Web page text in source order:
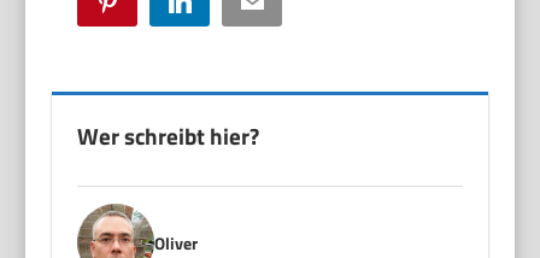
Wer schreibt hier?
Oliver